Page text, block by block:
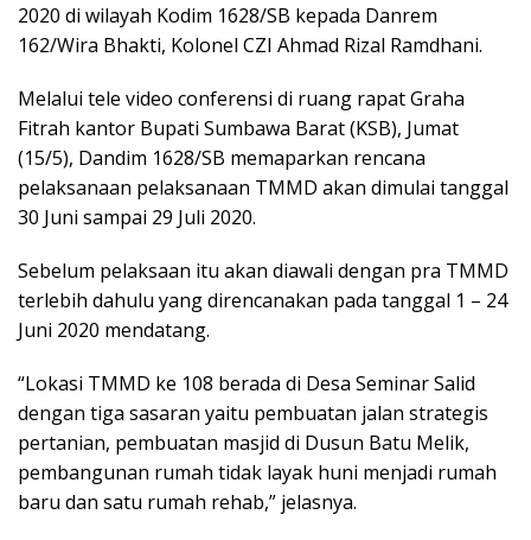
2020 di wilayah Kodim 1628/SB kepada Danrem
162/Wira Bhakti, Kolonel CZI Ahmad Rizal Ramdhani.
Melalui tele video conferensi di ruang rapat Graha
Fitrah kantor Bupati Sumbawa Barat (KSB), Jumat
(15/5), Dandim 1628/SB memaparkan rencana
pelaksanaan pelaksanaan TMMD akan dimulai tanggal
30 Juni sampai 29 Juli 2020.
Sebelum pelaksaan itu akan diawali dengan pra TMMD
terlebih dahulu yang direncanakan pada tanggal 1 – 24
Juni 2020 mendatang.
“Lokasi TMMD ke 108 berada di Desa Seminar Salid
dengan tiga sasaran yaitu pembuatan jalan strategis
pertanian, pembuatan masjid di Dusun Batu Melik,
pembangunan rumah tidak layak huni menjadi rumah
baru dan satu rumah rehab,” jelasnya.